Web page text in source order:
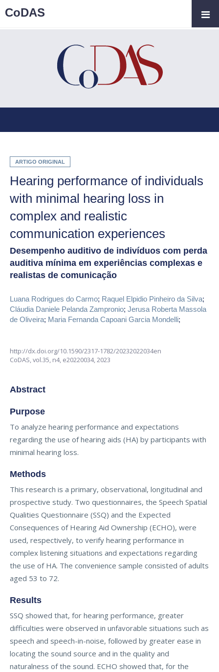
ARTIGO ORIGINAL
Hearing performance of individuals
with minimal hearing loss in
complex and realistic
communication experiences
Desempenho auditivo de indivíduos com perda
auditiva mínima em experiências complexas e
realistas de comunicação
Luana Rodrigues do Carmo; Raquel Elpidio Pinheiro da Silva;
Cláudia Daniele Pelanda Zampronio; Jerusa Roberta Massola
de Oliveira; Maria Fernanda Capoani Garcia Mondelli;
http://dx.doi.org/10.1590/2317-1782/20232022034en
CoDAS,vol.35, n4, e20220034, 2023
Abstract
Purpose
To analyze hearing performance and expectations
regarding the use of hearing aids (HA) by participants with
minimal hearing loss.
Methods
This research is a primary, observational, longitudinal and
prospective study. Two questionnaires, the Speech Spatial
Qualities Questionnaire (SSQ) and the Expected
Consequences of Hearing Aid Ownership (ECHO), were
used, respectively, to verify hearing performance in
complex listening situations and expectations regarding
the use of HA. The convenience sample consisted of adults
aged 53 to 72.
Results
SSQ showed that, for hearing performance, greater
difficulties were observed in unfavorable situations such as
speech and speech-in-noise, followed by greater ease in
locating the sound source and in the quality and
naturalness of the sound. ECHO showed that, for the
CoDAS